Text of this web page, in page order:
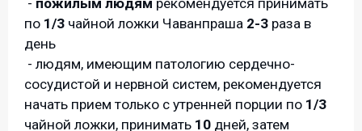
по 1/3 чайной ложки Чаванпраша 2-3 раза в
день
- людям, имеющим патологию сердечно-
сосудистой и нервной систем, рекомендуется
начать прием только с утренней порции по 1/3
чайной ложки, принимать 10 дней, затем